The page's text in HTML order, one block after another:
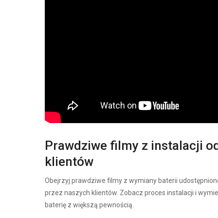
Prawdziwe filmy z instalacji
klientów
Obejrzyj prawdziwe filmy z wymiany baterii
przez naszych klientów. Zobacz proces instalacji i
baterię z większą pewnością.